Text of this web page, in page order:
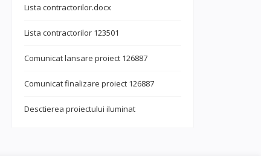
Lista contractorilor.docx
Lista contractorilor 123501
Comunicat lansare proiect 126887
Comunicat finalizare proiect 126887
Desctierea proiectului iluminat